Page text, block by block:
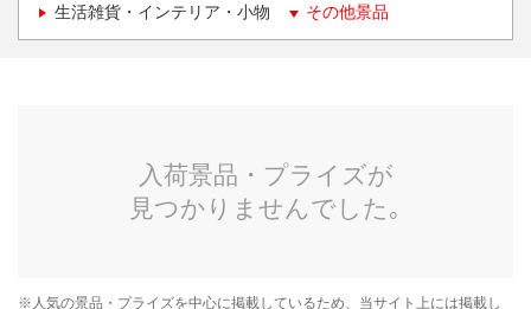
生活雑貨・インテリア・小物 その他景品